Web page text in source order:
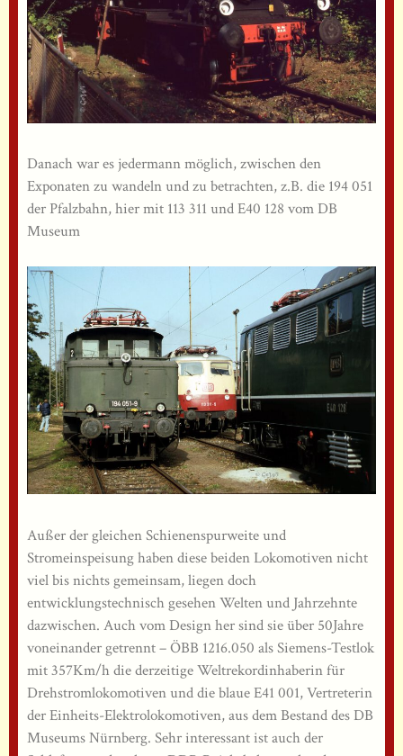
Danach war es jedermann möglich, zwischen den
Exponaten zu wandeln und zu betrachten, z.B. die 194 051
der Pfalzbahn, hier mit 113 311 und E40 128 vom DB
Museum
Außer der gleichen Schienenspurweite und
Stromeinspeisung haben diese beiden Lokomotiven nicht
viel bis nichts gemeinsam, liegen doch
entwicklungstechnisch gesehen Welten und Jahrzehnte
dazwischen. Auch vom Design her sind sie über 50Jahre
voneinander getrennt – ÖBB 1216.050 als Siemens-Testlok
mit 357Km/h die derzeitige Weltrekordinhaberin für
Drehstromlokomotiven und die blaue E41 001, Vertreterin
der Einheits-Elektrolokomotiven, aus dem Bestand des DB
Museums Nürnberg. Sehr interessant ist auch der